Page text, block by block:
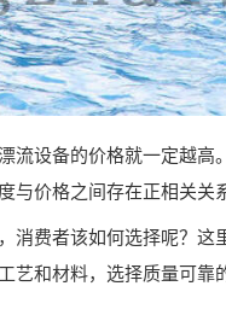
流设备的价格就一定越
与价格之间存在正相关关
消费者该如何选择呢？
艺和材料，选择质量可